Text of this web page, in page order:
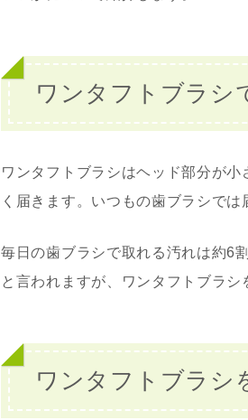
ワンタフトブラシ
ワンタフトブラシはヘッド部分が
く届きます。いつもの歯ブラシで
毎日の歯ブラシで取れる汚れは約6
と言われますが、ワンタフトブラシ
ワンタフトブラシ